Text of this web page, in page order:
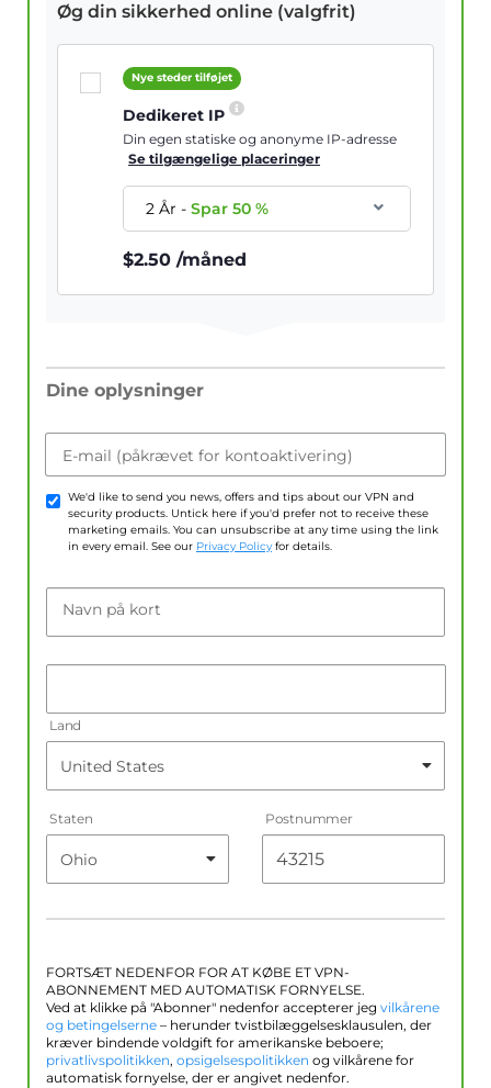
Øg din sikkerhed online (valgfrit)
Nye steder tilføjet
Dedikeret IP
Din egen statiske og anonyme IP-adresse
Se tilgængelige placeringer
2 År-Spar50 %
$2.50 /måned
Dine oplysninger
E-mail (påkrævet for kontoaktivering)
We'd like to send you news, offers and tips about our VPN and
security products. Untick here if you'd prefer not to receive these
marketing emails. You can unsubscribe at any time using the link
in every email. See our Privacy Policy for details.
Navn på kort
Land
Staten Postnummer
FORTSÆT NEDENFOR FOR AT KØBE ET VPN-
ABONNEMENT MED AUTOMATISK FORNYELSE.
Ved at klikke på "Abonner" nedenfor accepterer jeg vilkårene
og betingelserne – herunder tvistbilæggelsesklausulen, der
kræver bindende voldgift for amerikanske beboere;
privatlivspolitikken, opsigelsespolitikken og vilkårene for
automatisk fornyelse, der er angivet nedenfor.